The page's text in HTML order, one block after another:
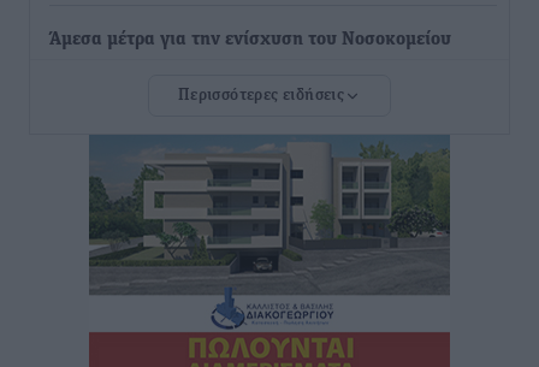
Άμεσα μέτρα για την ενίσχυση του Νοσοκομείου
ανακοίνωσε ο Άδωνις Γεωργιάδης
Iατρικός Σύλλογος Ροδου προς Α. Γεωργιάδη:
Στρατηγικές Προτάσεις για την Ενίσχυση της
Δημόσιας Υγείας στη Νησιωτική Ελλάδα και στα
Νοσοκομεία της Γ΄ Ζώνης
πριν 12 ώρες
Περισσότερες ειδήσεις